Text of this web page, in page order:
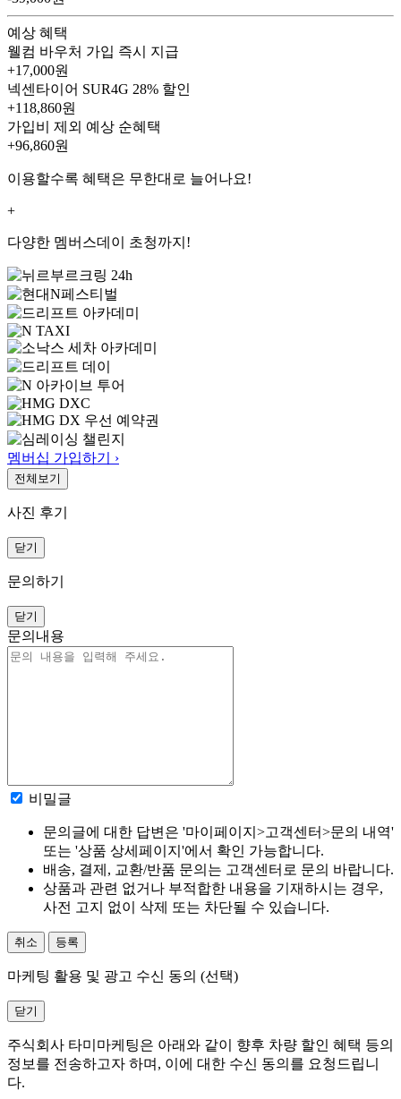
예상 혜택
웰컴 바우처 가입 즉시 지급
+17,000원
넥센타이어 SUR4G 28% 할인
+118,860원
가입비 제외 예상 순혜택
+96,860원
이용할수록 혜택은 무한대로 늘어나요!
+
다양한 멤버스데이 초청까지!
멤버십 가입하기 ›
전체보기
사진 후기
닫기
문의하기
닫기
문의내용
비밀글
문의글에 대한 답변은 '마이페이지>고객센터>문의 내역'
또는 '상품 상세페이지'에서 확인 가능합니다.
배송, 결제, 교환/반품 문의는 고객센터로 문의 바랍니다.
상품과 관련 없거나 부적합한 내용을 기재하시는 경우,
사전 고지 없이 삭제 또는 차단될 수 있습니다.
취소 등록
마케팅 활용 및 광고 수신 동의 (선택)
닫기
주식회사 타미마케팅은 아래와 같이 향후 차량 할인 혜택 등의
정보를 전송하고자 하며, 이에 대한 수신 동의를 요청드립니
다.